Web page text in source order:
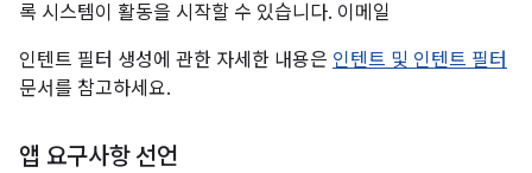
록 시스템이 활동을 시작할 수 있습니다. 이메일
인텐트 필터 생성에 관한 자세한 내용은 인텐트 및 인텐트 필터
문서를 참고하세요.
앱 요구사항 선언